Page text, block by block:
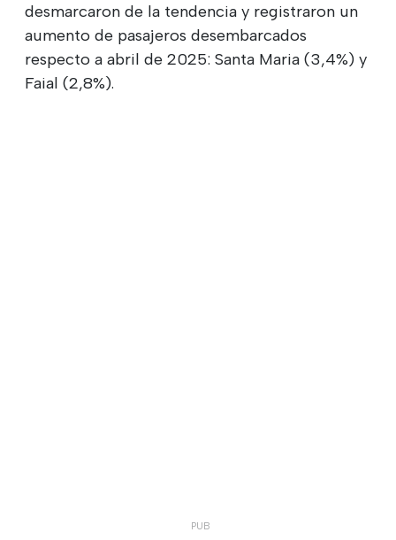
desmarcaron de la tendencia y registraron un
aumento de pasajeros desembarcados
respecto a abril de 2025: Santa Maria (3,4%) y
Faial (2,8%).